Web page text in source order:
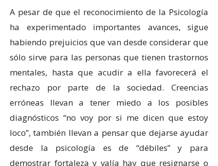
A pesar de que el reconocimiento de la Psicología
ha experimentado importantes avances, sigue
habiendo prejuicios que van desde considerar que
sólo sirve para las personas que tienen trastornos
mentales, hasta que acudir a ella favorecerá el
rechazo por parte de la sociedad. Creencias
erróneas llevan a tener miedo a los posibles
diagnósticos “no voy por si me dicen que estoy
loco”, también llevan a pensar que dejarse ayudar
desde la psicología es de “débiles” y para
demostrar fortaleza y valía hay que resignarse o